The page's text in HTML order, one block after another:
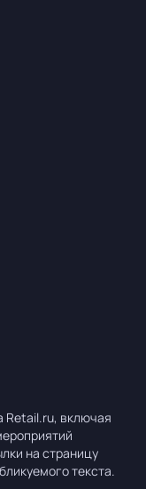
Retail.ru, включая
на страницу
текста.